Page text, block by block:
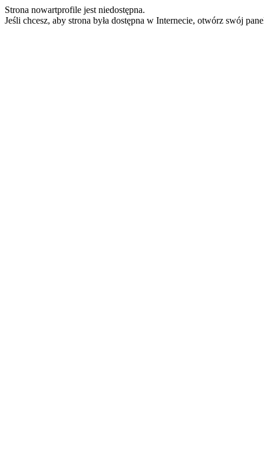
Strona nowartprofile jest niedostępna.
Jeśli chcesz, aby strona była dostępna w Internecie, otwórz swój